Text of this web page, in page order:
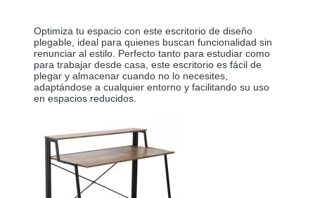
Optimiza tu espacio con este escritorio de diseño
plegable, ideal para quienes buscan funcionalidad sin
renunciar al estilo. Perfecto tanto para estudiar como
para trabajar desde casa, este escritorio es fácil de
plegar y almacenar cuando no lo necesites,
adaptándose a cualquier entorno y facilitando su uso
en espacios reducidos.